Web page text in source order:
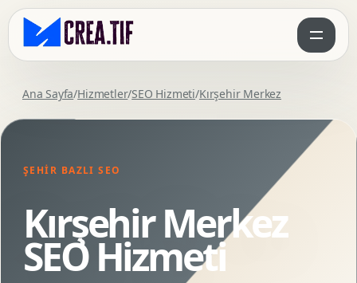
Ana Sayfa/Hizmetler/SEO Hizmeti/Kırşehir Merkez
ŞEHIR BAZLI SEO
Kırşehir Merkez
SEO Hizmeti